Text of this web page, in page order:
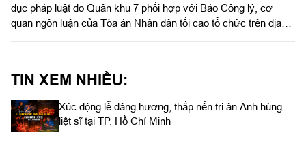
dục pháp luật do Quân khu 7 phối hợp với Báo Công lý, cơ
quan ngôn luận của Tòa án Nhân dân tối cao tổ chức trên địa
pháp luật. Dự chương trình có đại biểu lãnh đạo Báo Công lý;
thủ trưởng Bộ Chỉ huy Sư đoàn 5; lãnh đạo xã Châu Thành, tỉnh
Tây Ninh và đông đảo cán bộ, chiến sĩ Sư đoàn 5 tham gia.
TIN XEM NHIỀU:
Xúc động lễ dâng hương, thắp nến tri ân Anh hùng
liệt sĩ tại TP. Hồ Chí Minh